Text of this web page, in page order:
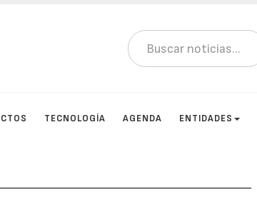
TECNOLOGÍA AGENDA ENTIDADES